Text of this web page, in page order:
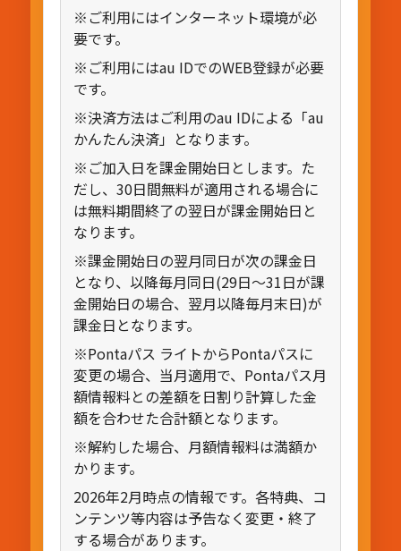
※ご利用にはインターネット環境が必
要です。
※ご利用にはau IDでのWEB登録が必要
です。
※決済方法はご利用のau IDによる「au
かんたん決済」となります。
※ご加入日を課金開始日とします。た
だし、30日間無料が適用される場合に
は無料期間終了の翌日が課金開始日と
なります。
※課金開始日の翌月同日が次の課金日
となり、以降毎月同日(29日〜31日が課
金開始日の場合、翌月以降毎月末日)が
課金日となります。
※Pontaパス ライトからPontaパスに
変更の場合、当月適用で、Pontaパス月
額情報料との差額を日割り計算した金
額を合わせた合計額となります。
※解約した場合、月額情報料は満額か
かります。
2026年2月時点の情報です。各特典、コ
ンテンツ等内容は予告なく変更・終了
する場合があります。